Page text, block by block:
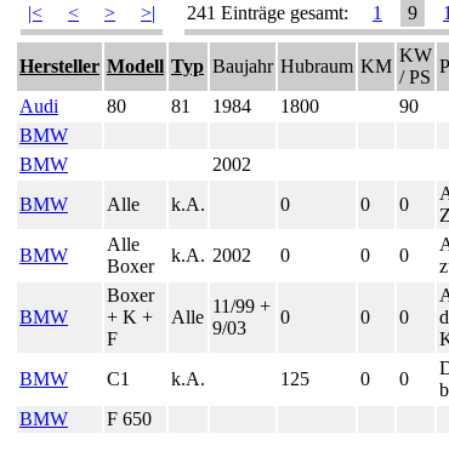
|< < > >| 241 Einträge gesamt: 1 9
Hersteller Modell Typ Baujahr Hubraum KM
KW
/ PS
Audi
80 81 1984 1800
90
BMW
BMW
2002
BMW
Alle k.A. 0 0 0
BMW
Alle
Boxer
k.A. 2002 0 0 0
BMW
Boxer
+ K +
F
Alle
11/99 +
9/03
0 0 0
BMW
C1 k.A. 125 0 0
BMW
F 650